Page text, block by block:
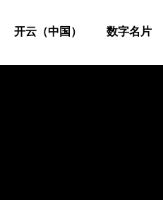
开云（中国） 数字名片